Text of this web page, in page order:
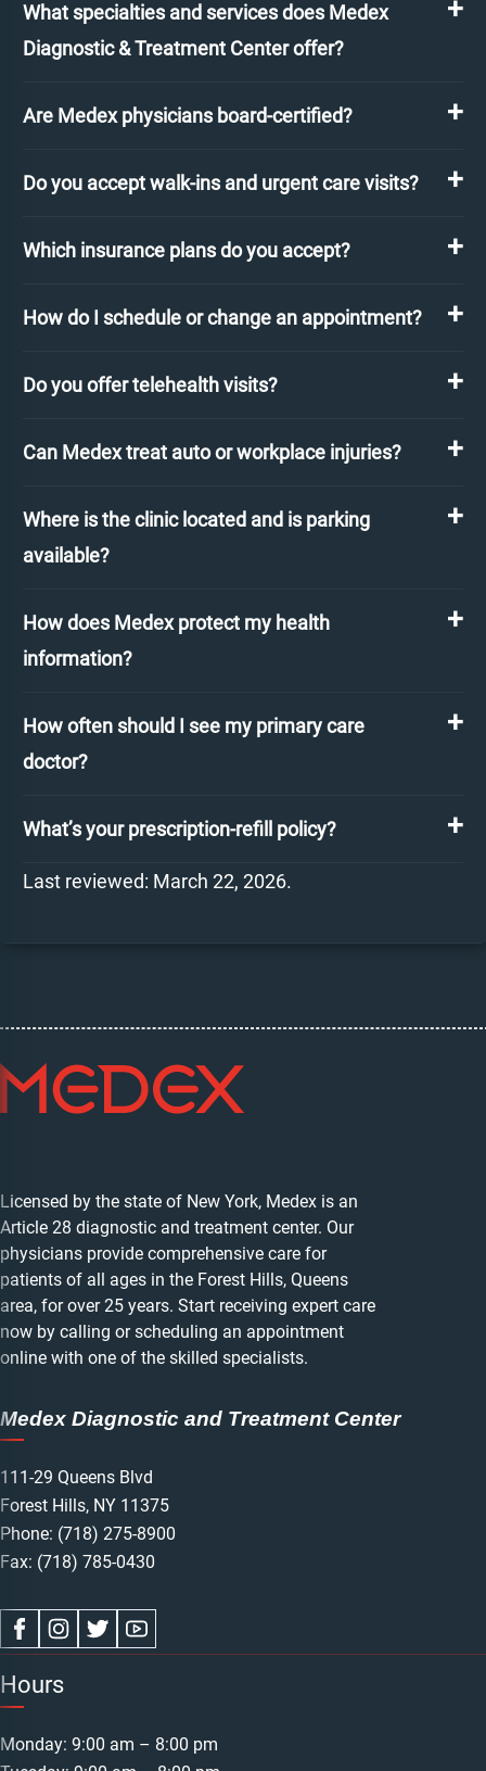
What specialties and services does Medex
Diagnostic & Treatment Center offer?
Are Medex physicians board-certified?
Do you accept walk-ins and urgent care visits?
Which insurance plans do you accept?
How do I schedule or change an appointment?
Do you offer telehealth visits?
Can Medex treat auto or workplace injuries?
Where is the clinic located and is parking
available?
How does Medex protect my health
information?
How often should I see my primary care
doctor?
What’s your prescription-refill policy?
Last reviewed: March 22, 2026.
Licensed by the state of New York, Medex is an
Article 28 diagnostic and treatment center. Our
physicians provide comprehensive care for
patients of all ages in the Forest Hills, Queens
area, for over 25 years. Start receiving expert care
now by calling or scheduling an appointment
online with one of the skilled specialists.
Medex Diagnostic and Treatment Center
111-29 Queens Blvd
Forest Hills, NY 11375
Phone: (718) 275-8900
Fax: (718) 785-0430
Hours
Monday: 9:00 am – 8:00 pm